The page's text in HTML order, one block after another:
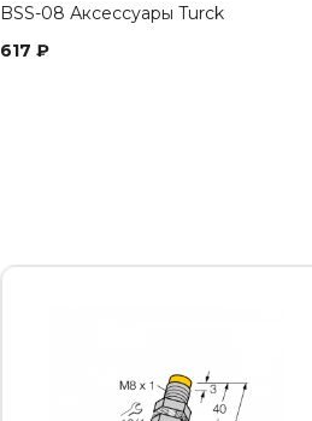
BSS-08 Аксессуары Turck
617 ₽